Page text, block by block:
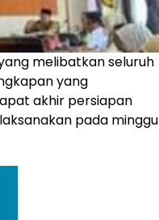
melibatkan seluruh
yang
akhir persiapan
pada minggu